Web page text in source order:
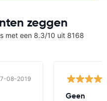
zeggen
met een 8.3/10 uit 8168
08-2019
Geen